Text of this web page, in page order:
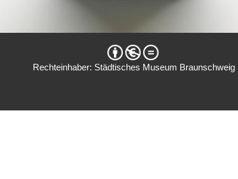
Rechteinhaber: Städtisches Museum Braunschweig